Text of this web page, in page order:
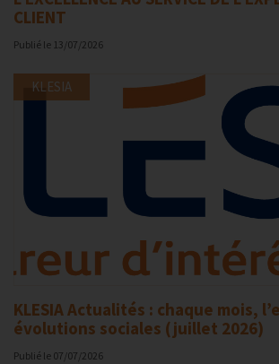
CLIENT
Publié le 13/07/2026
KLESIA Actualités : chaque mois,
évolutions sociales (juillet 2026)
Publié le 07/07/2026
KLESIA